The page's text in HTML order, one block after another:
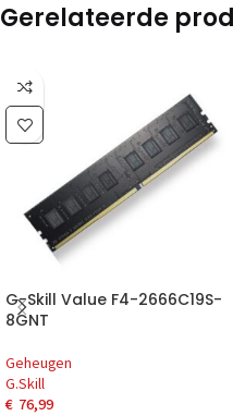
Gerelateerde
G-Skill Value F4-2666C19S-
8GNT
Geheugen
G.Skill
€ 76,99